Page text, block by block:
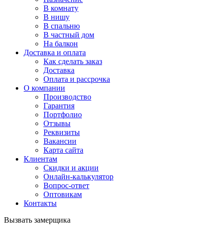
В комнату
В нишу
В спальню
В частный дом
На балкон
Доставка и оплата
Как сделать заказ
Доставка
Оплата и рассрочка
О компании
Производство
Гарантия
Портфолио
Отзывы
Реквизиты
Вакансии
Карта сайта
Клиентам
Скидки и акции
Онлайн-калькулятор
Вопрос-ответ
Оптовикам
Контакты
Вызвать замерщика